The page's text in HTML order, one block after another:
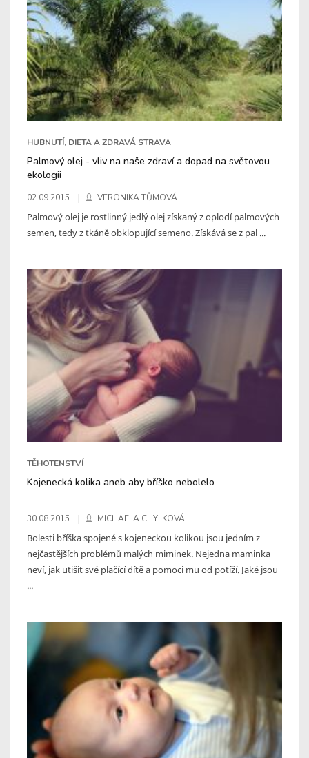
HUBNUTÍ, DIETA A ZDRAVÁ STRAVA
Palmový olej - vliv na naše zdraví a dopad na světovou
ekologii
02.09.2015 VERONIKA TŮMOVÁ
Palmový olej je rostlinný jedlý olej získaný z oplodí palmových
semen, tedy z tkáně obklopující semeno. Získává se z pal ...
TĚHOTENSTVÍ
Kojenecká kolika aneb aby bříško nebolelo
30.08.2015 MICHAELA CHYLKOVÁ
Bolesti bříška spojené s kojeneckou kolikou jsou jedním z
nejčastějších problémů malých miminek. Nejedna maminka
neví, jak utišit své plačící dítě a pomoci mu od potíží. Jaké jsou
...